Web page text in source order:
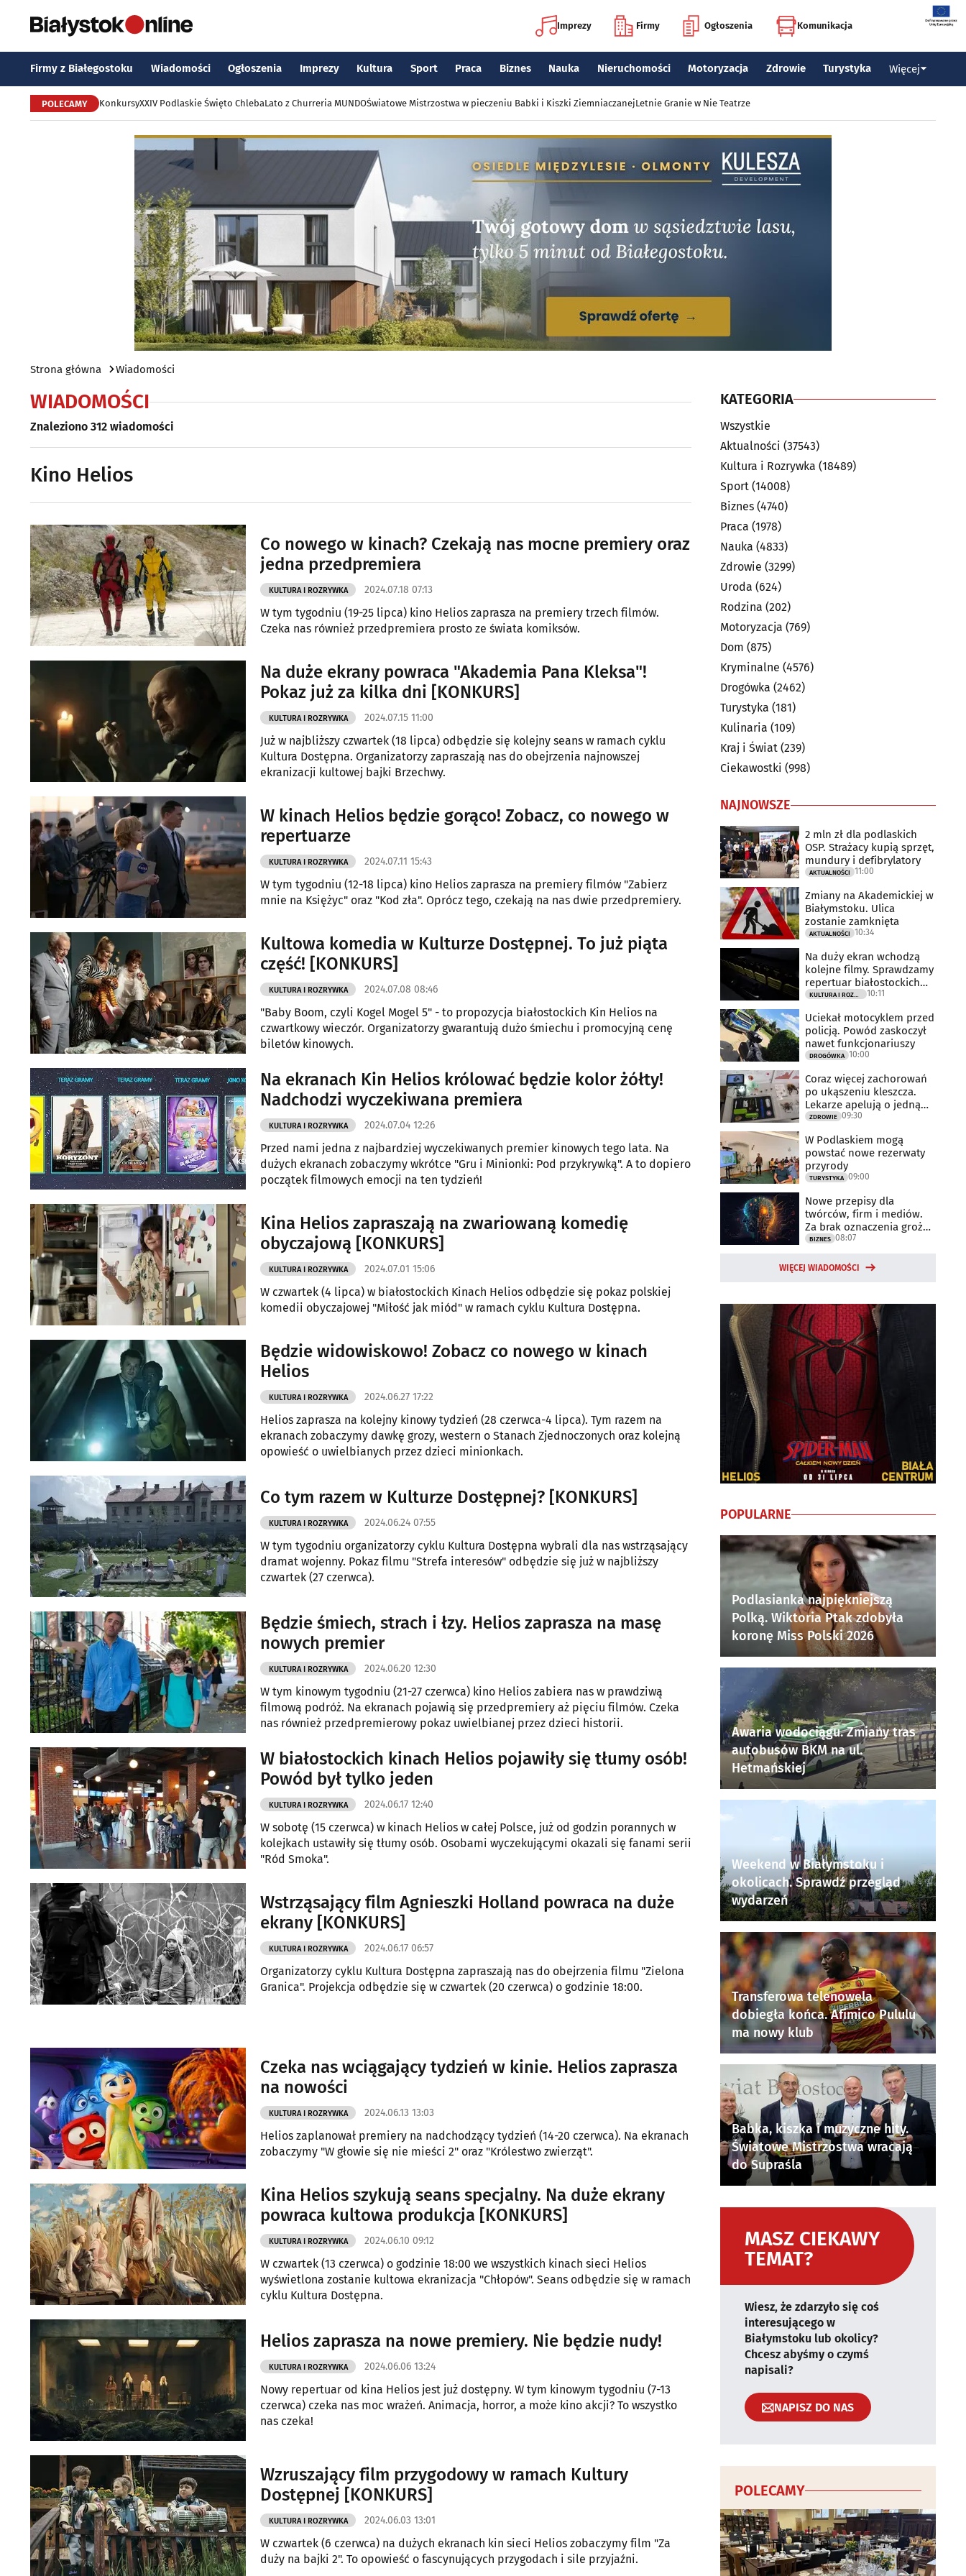
Imprezy Firmy Ogłoszenia Komunikacja
Firmy z Białegostoku Wiadomości Ogłoszenia Imprezy Kultura Sport Praca Biznes Nauka Nieruchomości Motoryzacja Zdrowie Turystyka Więcej
POLECAMY KonkursyXXIV Podlaskie Święto ChlebaLato z Churreria MUNDOŚwiatowe Mistrzostwa w pieczeniu Babki i Kiszki ZiemniaczanejLetnie Granie w Nie Teatrze
Strona główna Wiadomości
WIADOMOŚCI
Znaleziono 312 wiadomości
Kino Helios
Co nowego w kinach? Czekają nas mocne premiery oraz
jedna przedpremiera
KULTURA I ROZRYWKA 2024.07.18 07:13
W tym tygodniu (19-25 lipca) kino Helios zaprasza na premiery trzech filmów.
Czeka nas również przedpremiera prosto ze świata komiksów.
Na duże ekrany powraca "Akademia Pana Kleksa"!
Pokaz już za kilka dni [KONKURS]
KULTURA I ROZRYWKA 2024.07.15 11:00
Już w najbliższy czwartek (18 lipca) odbędzie się kolejny seans w ramach cyklu
Kultura Dostępna. Organizatorzy zapraszają nas do obejrzenia najnowszej
ekranizacji kultowej bajki Brzechwy.
W kinach Helios będzie gorąco! Zobacz, co nowego w
repertuarze
KULTURA I ROZRYWKA 2024.07.11 15:43
W tym tygodniu (12-18 lipca) kino Helios zaprasza na premiery filmów "Zabierz
mnie na Księżyc" oraz "Kod zła". Oprócz tego, czekają na nas dwie przedpremiery.
Kultowa komedia w Kulturze Dostępnej. To już piąta
część! [KONKURS]
KULTURA I ROZRYWKA 2024.07.08 08:46
"Baby Boom, czyli Kogel Mogel 5" - to propozycja białostockich Kin Helios na
czwartkowy wieczór. Organizatorzy gwarantują dużo śmiechu i promocyjną cenę
biletów kinowych.
Na ekranach Kin Helios królować będzie kolor żółty!
Nadchodzi wyczekiwana premiera
KULTURA I ROZRYWKA 2024.07.04 12:26
Przed nami jedna z najbardziej wyczekiwanych premier kinowych tego lata. Na
dużych ekranach zobaczymy wkrótce "Gru i Minionki: Pod przykrywką". A to dopiero
początek filmowych emocji na ten tydzień!
Kina Helios zapraszają na zwariowaną komedię
obyczajową [KONKURS]
KULTURA I ROZRYWKA 2024.07.01 15:06
W czwartek (4 lipca) w białostockich Kinach Helios odbędzie się pokaz polskiej
komedii obyczajowej "Miłość jak miód" w ramach cyklu Kultura Dostępna.
Będzie widowiskowo! Zobacz co nowego w kinach
Helios
KULTURA I ROZRYWKA 2024.06.27 17:22
Helios zaprasza na kolejny kinowy tydzień (28 czerwca-4 lipca). Tym razem na
ekranach zobaczymy dawkę grozy, western o Stanach Zjednoczonych oraz kolejną
opowieść o uwielbianych przez dzieci minionkach.
Co tym razem w Kulturze Dostępnej? [KONKURS]
KULTURA I ROZRYWKA 2024.06.24 07:55
W tym tygodniu organizatorzy cyklu Kultura Dostępna wybrali dla nas wstrząsający
dramat wojenny. Pokaz filmu "Strefa interesów" odbędzie się już w najbliższy
czwartek (27 czerwca).
Będzie śmiech, strach i łzy. Helios zaprasza na masę
nowych premier
KULTURA I ROZRYWKA 2024.06.20 12:30
W tym kinowym tygodniu (21-27 czerwca) kino Helios zabiera nas w prawdziwą
filmową podróż. Na ekranach pojawią się przedpremiery aż pięciu filmów. Czeka
nas również przedpremierowy pokaz uwielbianej przez dzieci historii.
W białostockich kinach Helios pojawiły się tłumy osób!
Powód był tylko jeden
KULTURA I ROZRYWKA 2024.06.17 12:40
W sobotę (15 czerwca) w kinach Helios w całej Polsce, już od godzin porannych w
kolejkach ustawiły się tłumy osób. Osobami wyczekującymi okazali się fanami serii
"Ród Smoka".
Wstrząsający film Agnieszki Holland powraca na duże
ekrany [KONKURS]
KULTURA I ROZRYWKA 2024.06.17 06:57
Organizatorzy cyklu Kultura Dostępna zapraszają nas do obejrzenia filmu "Zielona
Granica". Projekcja odbędzie się w czwartek (20 czerwca) o godzinie 18:00.
Czeka nas wciągający tydzień w kinie. Helios zaprasza
na nowości
KULTURA I ROZRYWKA 2024.06.13 13:03
Helios zaplanował premiery na nadchodzący tydzień (14-20 czerwca). Na ekranach
zobaczymy "W głowie się nie mieści 2" oraz "Królestwo zwierząt".
Kina Helios szykują seans specjalny. Na duże ekrany
powraca kultowa produkcja [KONKURS]
KULTURA I ROZRYWKA 2024.06.10 09:12
W czwartek (13 czerwca) o godzinie 18:00 we wszystkich kinach sieci Helios
wyświetlona zostanie kultowa ekranizacja "Chłopów". Seans odbędzie się w ramach
cyklu Kultura Dostępna.
Helios zaprasza na nowe premiery. Nie będzie nudy!
KULTURA I ROZRYWKA 2024.06.06 13:24
Nowy repertuar od kina Helios jest już dostępny. W tym kinowym tygodniu (7-13
czerwca) czeka nas moc wrażeń. Animacja, horror, a może kino akcji? To wszystko
nas czeka!
Wzruszający film przygodowy w ramach Kultury
Dostępnej [KONKURS]
KULTURA I ROZRYWKA 2024.06.03 13:01
W czwartek (6 czerwca) na dużych ekranach kin sieci Helios zobaczymy film "Za
duży na bajki 2". To opowieść o fascynujących przygodach i sile przyjaźni.
KATEGORIA
Wszystkie
Aktualności (37543)
Kultura i Rozrywka (18489)
Sport (14008)
Biznes (4740)
Praca (1978)
Nauka (4833)
Zdrowie (3299)
Uroda (624)
Rodzina (202)
Motoryzacja (769)
Dom (875)
Kryminalne (4576)
Drogówka (2462)
Turystyka (181)
Kulinaria (109)
Kraj i Świat (239)
Ciekawostki (998)
NAJNOWSZE
2 mln zł dla podlaskich
OSP. Strażacy kupią sprzęt,
mundury i defibrylatory
AKTUALNOŚCI 11:00
Zmiany na Akademickiej w
Białymstoku. Ulica
zostanie zamknięta
AKTUALNOŚCI 10:34
Na duży ekran wchodzą
kolejne filmy. Sprawdzamy
repertuar białostockich
kin
10:11
Uciekał motocyklem przed
policją. Powód zaskoczył
nawet funkcjonariuszy
DROGÓWKA 10:00
Coraz więcej zachorowań
po ukąszeniu kleszcza.
Lekarze apelują o jedną
rzecz
ZDROWIE 09:30
W Podlaskiem mogą
powstać nowe rezerwaty
przyrody
TURYSTYKA 09:00
Nowe przepisy dla
twórców, firm i mediów.
Za brak oznaczenia grożą
milionowe
BIZNES 08:07
WIĘCEJ WIADOMOŚCI
POPULARNE
Podlasianka najpiękniejszą
Polką. Wiktoria Ptak zdobyła
koronę Miss Polski 2026
Awaria wodociągu. Zmiany tras
autobusów BKM na ul.
Hetmańskiej
Weekend w Białymstoku i
okolicach. Sprawdź przegląd
wydarzeń
Transferowa telenowela
dobiegła końca. Afimico Pululu
ma nowy klub
Babka, kiszka i muzyczne hity.
Światowe Mistrzostwa wracają
do Supraśla
MASZ CIEKAWY
TEMAT?
Wiesz, że zdarzyło się coś
interesującego w
Białymstoku lub okolicy?
Chcesz abyśmy o czymś
napisali?
NAPISZ DO NAS
POLECAMY